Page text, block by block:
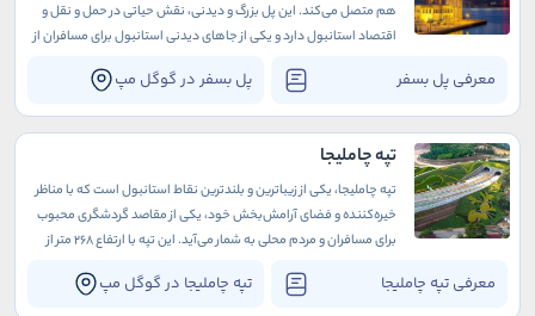
معرفی پل بسفر پل بسفر در گوگل مپ
هم متصل می‌کند. این پل بزرگ و دیدنی، نقش حیاتی در حمل و نقل و
اقتصاد استانبول دارد و یکی از جاهای دیدنی استانبول برای مسافران از
تپه چاملیجا
معرفی تپه چاملیجا تپه چاملیجا در گوگل مپ
تپه چاملیجا، یکی از زیباترین و بلندترین نقاط استانبول است که با مناظر
خیره‌کننده و فضای آرامش‌بخش خود، یکی از مقاصد گردشگری محبوب
برای مسافران و مردم محلی به شمار می‌آید. این تپه با ارتفاع 268 متر از
را فراهم می‌کند.